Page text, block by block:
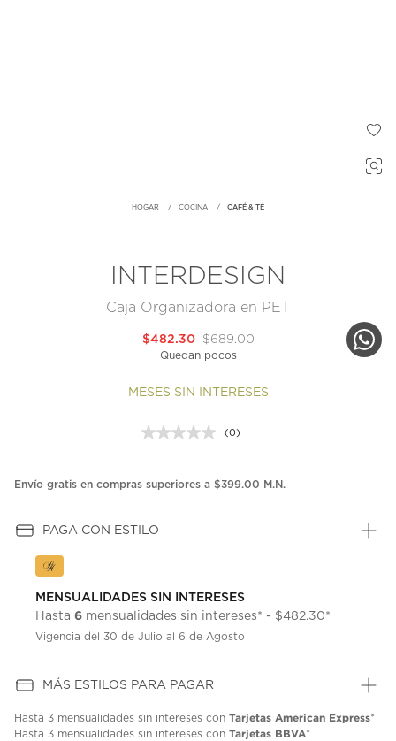
HOGAR COCINA CAFÉ & TÉ
INTERDESIGN
Caja Organizadora en PET
$689.00
$482.30
Quedan pocos
MESES SIN INTERESES
Sin
en
(0)
Envío gratis en compras superiores a $399.00 M.N.
PAGA CON ESTILO
MENSUALIDADES SIN INTERESES
Hasta 6 mensualidades sin intereses* - $482.30*
Vigencia del 30 de Julio al 6 de Agosto
MÁS ESTILOS PARA PAGAR
Hasta 3 mensualidades sin intereses con Tarjetas American Express*
Hasta 3 mensualidades sin intereses con Tarjetas BBVA*